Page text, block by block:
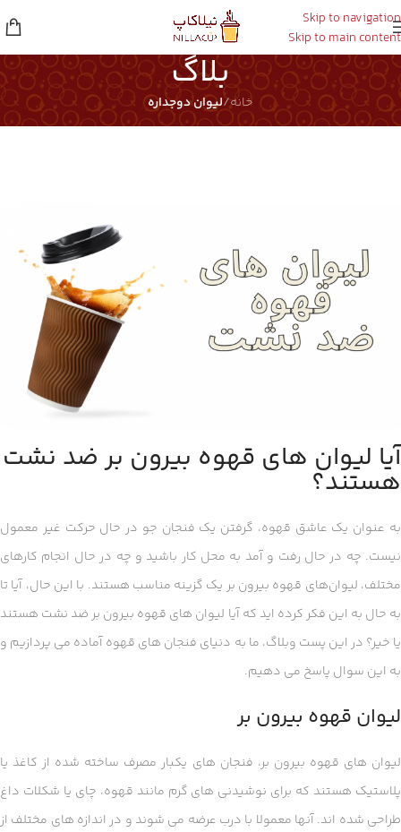
Skip to navigation
Skip to main content
بلاگ
خانه/لیوان دوجداره
آیا لیوان های قهوه بیرون بر ضد نشت
هستند؟
به عنوان یک عاشق قهوه، گرفتن یک فنجان جو در حال حرکت غیر معمول
نیست. چه در حال رفت و آمد به محل کار باشید و چه در حال انجام کارهای
مختلف، لیوان‌های قهوه بیرون بر یک گزینه مناسب هستند. با این حال، آیا تا
به حال به این فکر کرده اید که آیا لیوان های قهوه بیرون بر ضد نشت هستند
یا خیر؟ در این پست وبلاگ، ما به دنیای فنجان های قهوه آماده می پردازیم و
به این سوال پاسخ می دهیم.
لیوان قهوه بیرون بر
لیوان های قهوه بیرون بر، فنجان های یکبار مصرف ساخته شده از کاغذ یا
پلاستیک هستند که برای نوشیدنی های گرم مانند قهوه، چای یا شکلات داغ
طراحی شده اند. آنها معمولا با درب عرضه می شوند و در اندازه های مختلف از